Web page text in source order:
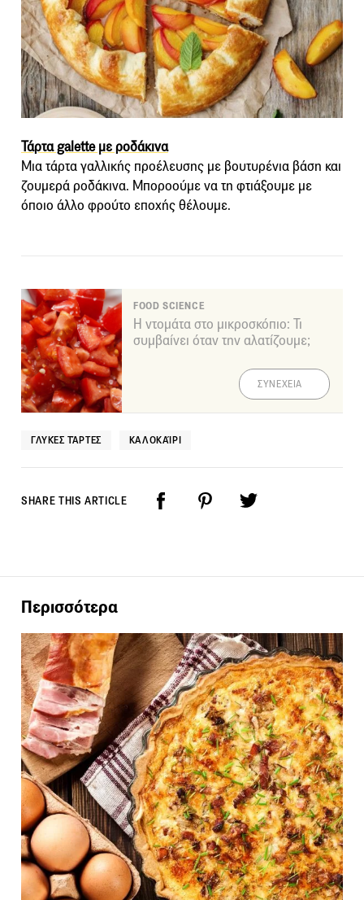
Τάρτα galette με ροδάκινα
Μια τάρτα γαλλικής προέλευσης με βουτυρένια βάση και
ζουμερά ροδάκινα. Μπορoούμε να τη φτιάξουμε με
όποιο άλλο φρούτο εποχής θέλουμε.
FOOD SCIENCE
Η ντομάτα στο μικροσκόπιο: Τι
συμβαίνει όταν την αλατίζουμε;
ΣΥΝΕΧΕΙΑ
ΓΛΥΚΈΣ ΤΆΡΤΕΣ ΚΑΛΟΚΑΊΡΙ
SHARE THIS ARTICLE
Περισσότερα